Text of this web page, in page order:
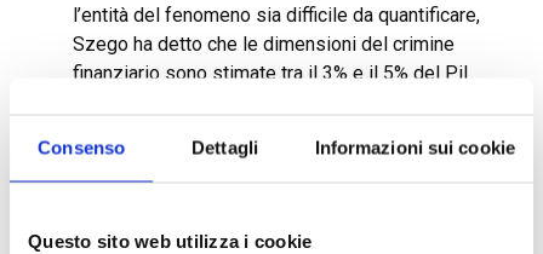
Consenso Dettagli Informazioni sui cookie
Questo sito web utilizza i cookie
l’entità del fenomeno sia difficile da quantificare,
Szego ha detto che le dimensioni del crimine
finanziario sono stimate tra il 3% e il 5% del Pil
confiscato».